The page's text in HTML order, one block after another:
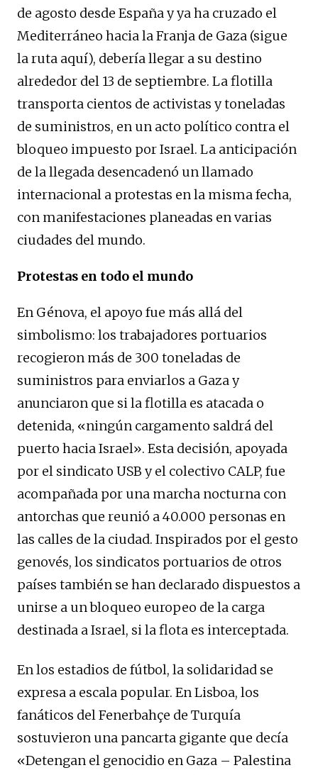
de agosto desde España y ya ha cruzado el
Mediterráneo hacia la Franja de Gaza (sigue
la ruta aquí), debería llegar a su destino
alrededor del 13 de septiembre. La flotilla
transporta cientos de activistas y toneladas
de suministros, en un acto político contra el
bloqueo impuesto por Israel. La anticipación
de la llegada desencadenó un llamado
internacional a protestas en la misma fecha,
con manifestaciones planeadas en varias
ciudades del mundo.
Protestas en todo el mundo
En Génova, el apoyo fue más allá del
simbolismo: los trabajadores portuarios
recogieron más de 300 toneladas de
suministros para enviarlos a Gaza y
anunciaron que si la flotilla es atacada o
detenida, «ningún cargamento saldrá del
puerto hacia Israel». Esta decisión, apoyada
por el sindicato USB y el colectivo CALP, fue
acompañada por una marcha nocturna con
antorchas que reunió a 40.000 personas en
las calles de la ciudad. Inspirados por el gesto
genovés, los sindicatos portuarios de otros
países también se han declarado dispuestos a
unirse a un bloqueo europeo de la carga
destinada a Israel, si la flota es interceptada.
En los estadios de fútbol, la solidaridad se
expresa a escala popular. En Lisboa, los
fanáticos del Fenerbahçe de Turquía
sostuvieron una pancarta gigante que decía
«Detengan el genocidio en Gaza – Palestina